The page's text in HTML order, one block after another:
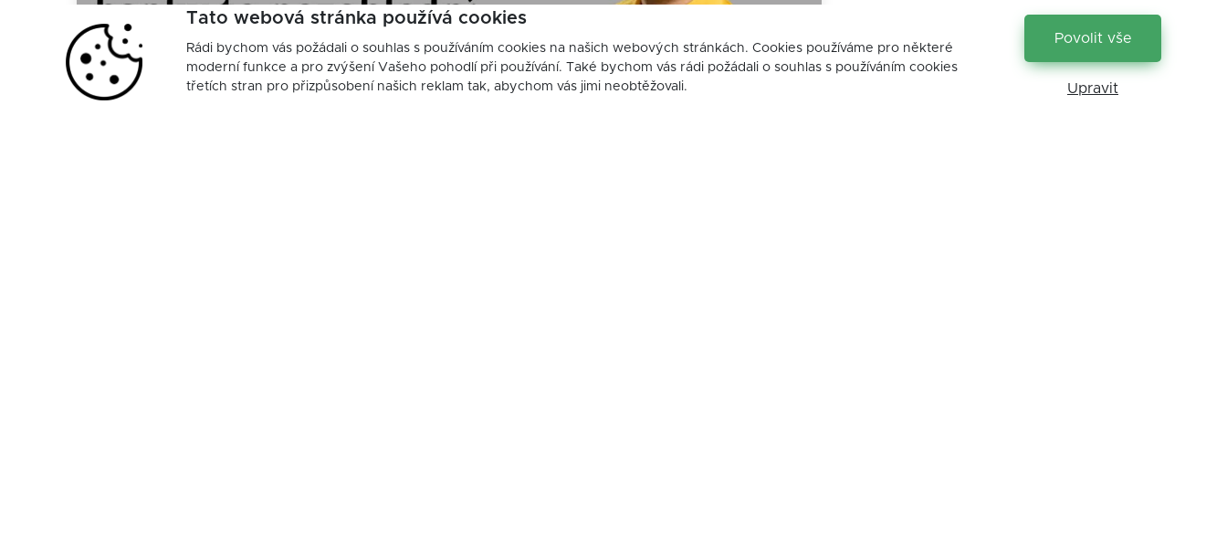
Tato webová stránka používá cookies
Rádi bychom vás požádali o souhlas s používáním cookies na našich webových stránkách. Cookies používáme pro některé
moderní funkce a pro zvýšení Vašeho pohodlí při používání. Také bychom vás rádi požádali o souhlas s používáním cookies
třetích stran pro přizpůsobení našich reklam tak, abychom vás jimi neobtěžovali.
Povolit vše
Upravit